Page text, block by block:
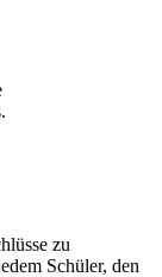
zu
Schüler, den